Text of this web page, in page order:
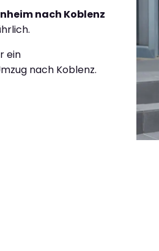
nach Koblenz
ein
nach Koblenz.